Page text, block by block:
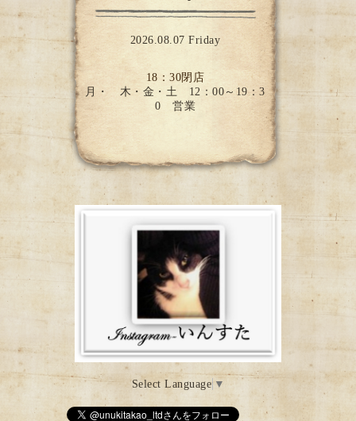
2026.08.07 Friday
18：30閉店
月・ 木・金・土 12：00～19：3
0 営業
Select Language ▼